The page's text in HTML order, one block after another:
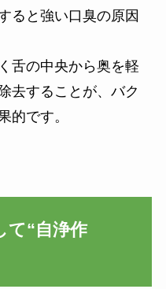
ると強い口臭の原因
舌の中央から奥を軽
去することが、バク
的です。
て“自浄作